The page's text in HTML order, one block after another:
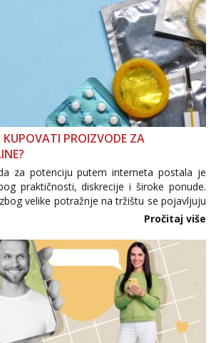
PROIZVODE ZA
za potenciju putem interneta postala je
praktičnosti, diskrecije i široke ponude.
velike potražnje na tržištu se pojavljuju
proizvodi, nepouzdane internetske
Pročitaj više